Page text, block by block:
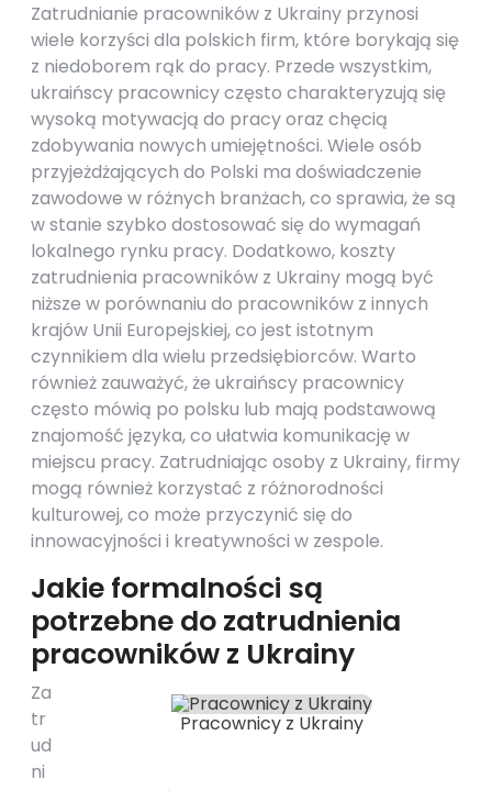
Zatrudnianie pracowników z Ukrainy przynosi
wiele korzyści dla polskich firm, które borykają się
z niedoborem rąk do pracy. Przede wszystkim,
ukraińscy pracownicy często charakteryzują się
wysoką motywacją do pracy oraz chęcią
zdobywania nowych umiejętności. Wiele osób
przyjeżdżających do Polski ma doświadczenie
zawodowe w różnych branżach, co sprawia, że są
w stanie szybko dostosować się do wymagań
lokalnego rynku pracy. Dodatkowo, koszty
zatrudnienia pracowników z Ukrainy mogą być
niższe w porównaniu do pracowników z innych
krajów Unii Europejskiej, co jest istotnym
czynnikiem dla wielu przedsiębiorców. Warto
również zauważyć, że ukraińscy pracownicy
często mówią po polsku lub mają podstawową
znajomość języka, co ułatwia komunikację w
miejscu pracy. Zatrudniając osoby z Ukrainy, firmy
mogą również korzystać z różnorodności
kulturowej, co może przyczynić się do
innowacyjności i kreatywności w zespole.
Jakie formalności są
potrzebne do zatrudnienia
pracowników z Ukrainy
Pracownicy z Ukrainy
Za
tr
ud
ni